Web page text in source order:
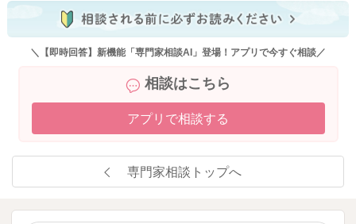
＼【即時回答】新機能「専門家相談AI」登場！アプリで今すぐ相談／
相談はこちら
アプリで相談する
専門家相談トップへ